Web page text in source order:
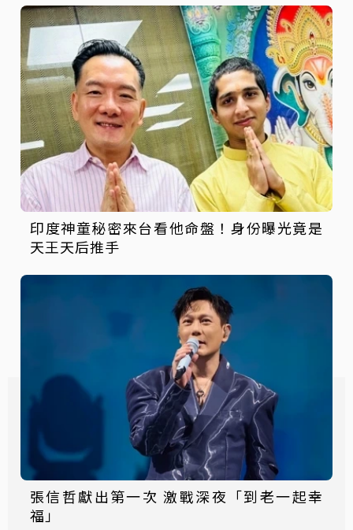
印度神童秘密來台看他命盤！身份曝光竟是
天王天后推手
張信哲獻出第一次 激戰深夜「到老一起幸
福」